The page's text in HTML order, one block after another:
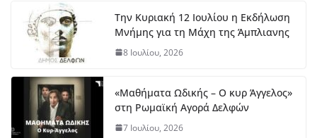
Την Κυριακή 12 Ιουλίου η Εκδήλωση
Μνήμης για τη Μάχη της Άμπλιανης
8 Ιουλίου, 2026
«Μαθήματα Ωδικής – Ο κυρ Άγγελος»
στη Ρωμαϊκή Αγορά Δελφών
7 Ιουλίου, 2026